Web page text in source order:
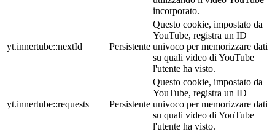
incorporato.
yt.innertube::nextId Persistente
Questo cookie, impostato da
YouTube, registra un ID
univoco per memorizzare dati
su quali video di YouTube
l'utente ha visto.
yt.innertube::requests Persistente
Questo cookie, impostato da
YouTube, registra un ID
univoco per memorizzare dati
su quali video di YouTube
l'utente ha visto.